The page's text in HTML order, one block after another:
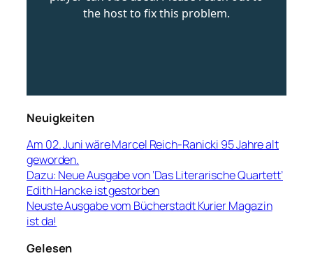
Neuigkeiten
Am 02. Juni wäre Marcel Reich-Ranicki 95 Jahre alt
geworden.
Dazu: Neue Ausgabe von ‘Das Literarische Quartett’
Edith Hancke ist gestorben
Neuste Ausgabe vom Bücherstadt Kurier Magazin
ist da!
Gelesen